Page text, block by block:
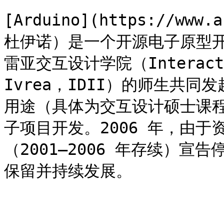
[Arduino](https://
杜伊诺）是一个开源电子原
雷亚交互设计学院（
Ivrea，IDII）的师生共同发
用途（具体为交互设计硕士课
子项目开发。2006 年，由于
（2001—2006 年存续）宣
保留并持续发展。